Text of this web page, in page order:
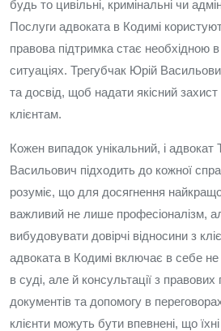
будь то цивільні, кримінальні чи
Послуги адвоката в Кодимі
правова підтримка стає необхідною в
ситуаціях. Трегубчак Юрій
та досвід, щоб надати якісний захист
клієнтам.
Кожен випадок унікальний, і адвокат
Васильович підходить до кожної
розуміє, що для досягнення
важливий не лише професіоналізм,
вибудовувати довірчі відносини з
адвоката в Кодимі включає в себе
в суді, але й консультації з
документів та допомогу в
клієнти можуть бути впевнені, що